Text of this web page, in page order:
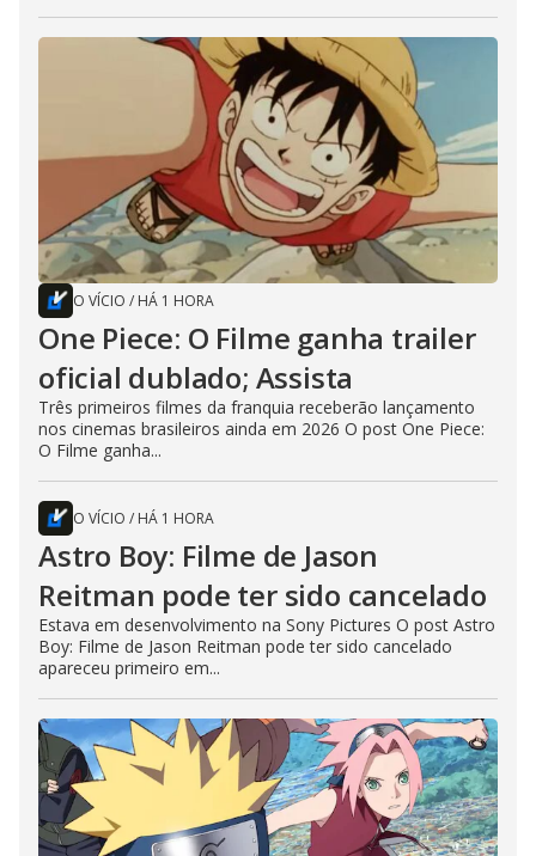
O VÍCIO / HÁ 1 HORA
One Piece: O Filme ganha trailer
oficial dublado; Assista
Três primeiros filmes da franquia receberão lançamento
nos cinemas brasileiros ainda em 2026 O post One Piece:
O Filme ganha...
O VÍCIO / HÁ 1 HORA
Astro Boy: Filme de Jason
Reitman pode ter sido cancelado
Estava em desenvolvimento na Sony Pictures O post Astro
Boy: Filme de Jason Reitman pode ter sido cancelado
apareceu primeiro em...